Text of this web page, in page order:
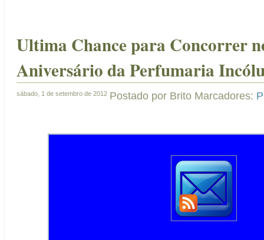
Ultima Chance para Concorrer
Aniversário da Perfumaria
sábado, 1 de setembro de 2012 Postado por Brito Marcadores: